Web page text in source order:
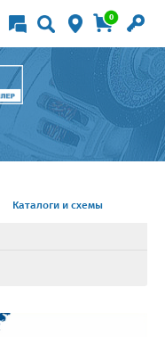
0
Каталоги и схемы